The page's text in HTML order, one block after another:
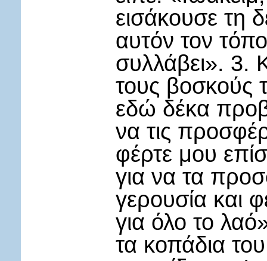
εισάκουσε τη
αυτόν τον
συλλάβει». 3.
τους βοσκούς
εδώ δέκα
να τις
φέρτε μου
για να τα
γερουσία και
για όλο το
τα κοπάδια